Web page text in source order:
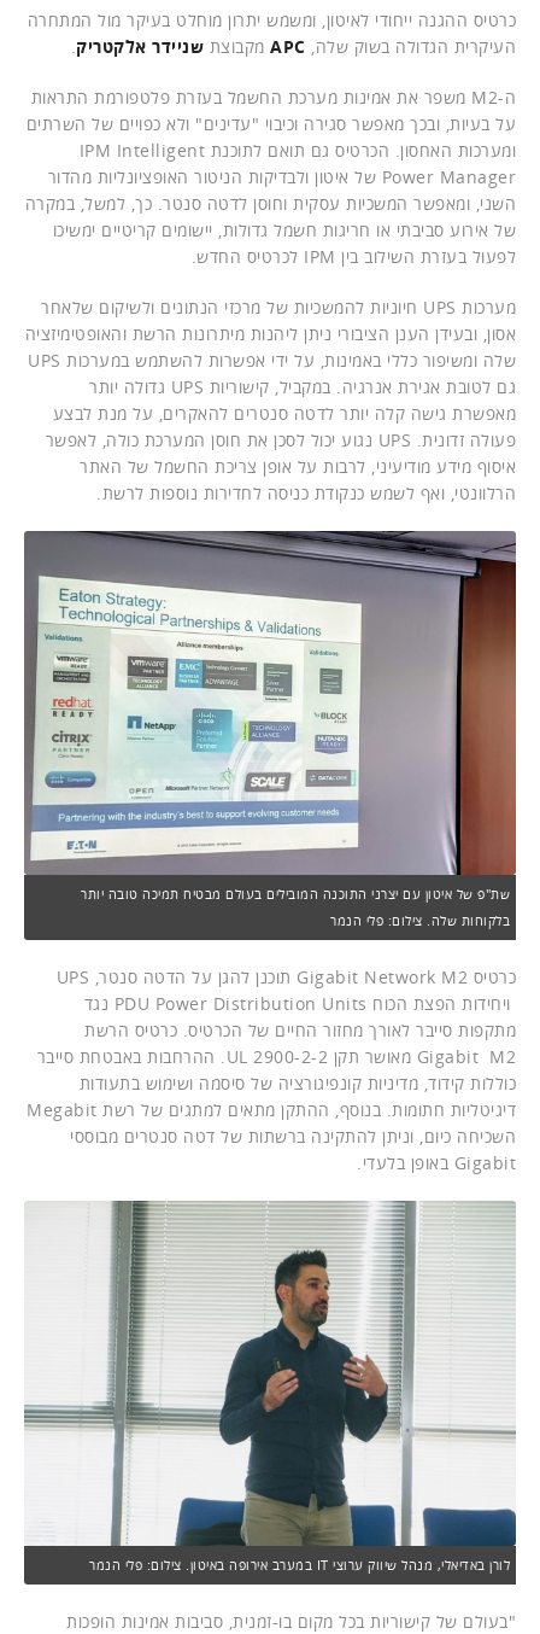
כרטיס ההגנה ייחודי לאיטון, ומשמש יתרון מוחלט בעיקר מול המתחרה
העיקרית הגדולה בשוק שלה,
מקבוצת שניידר אלקטריק
ה-M2 משפר את אמינות מערכת החשמל בעזרת פלטפורמת התראות
על בעיות, ובכך מאפשר סגירה וכיבוי "עדינים" ולא כפויים של השרתים
ומערכות האחסון. הכרטיס גם תואם לתוכנת IPM Intelligent
Power Manager של איטון ולבדיקות הניטור האופציונליות מהדור
השני, ומאפשר המשכיות עסקית וחוסן לדטה סנטר. כך, למשל, במקרה
של אירוע סביבתי או חריגות חשמל גדולות, יישומים קריטיים ימשיכו
לפעול בעזרת השילוב בין IPM לכרטיס החדש.
מערכות UPS חיוניות להמשכיות של מרכזי הנתונים ולשיקום שלאחר
אסון, ובעידן הענן הציבורי ניתן ליהנות מיתרונות הרשת והאופטימיזציה
שלה ומשיפור כללי באמינות, על ידי אפשרות להשתמש במערכות UPS
גם לטובת אגירת אנרגיה. במקביל, קישוריות UPS גדולה יותר
מאפשרת גישה קלה יותר לדטה סנטרים להאקרים, על מנת לבצע
פעולה זדונית. UPS נגוע יכול לסכן את חוסן המערכת כולה, לאפשר
איסוף מידע מודיעיני, לרבות על אופן צריכת החשמל של האתר
הרלוונטי, ואף לשמש כנקודת כניסה לחדירות נוספות לרשת.
שת"פ של איטון עם יצרני התוכנה המובילים בעולם מבטיח תמיכה טובה יותר
בלקוחות שלה. צילום: פלי הנמר
כרטיס Gigabit Network M2 תוכנן להגן על הדטה סנטר, UPS
ויחידות הפצת הכוח PDU Power Distribution Units נגד
מתקפות סייבר לאורך מחזור החיים של הכרטיס. כרטיס הרשת
Gigabit M2 מאושר תקן UL 2900-2-2. ההרחבות באבטחת סייבר
כוללות קידוד, מדיניות קונפיגורציה של סיסמה ושימוש בתעודות
דיגיטליות חתומות. בנוסף, ההתקן מתאים למתגים של רשת Megabit
השכיחה כיום, וניתן להתקינה ברשתות של דטה סנטרים מבוססי
Gigabit באופן בלעדי.
לורן באדיאלי, מנהל שיווק ערוצי IT במערב אירופה באיטון. צילום: פלי הנמר
"בעולם של קישוריות בכל מקום בו-זמנית, סביבות אמינות הופכות